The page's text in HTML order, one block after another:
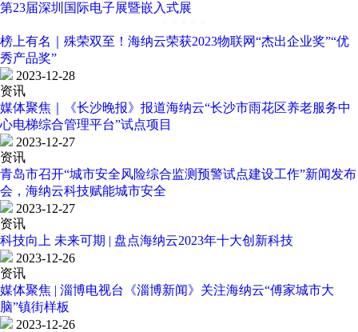
第23届深圳国际电子展暨嵌入式展
榜上有名｜殊荣双至！海纳云荣获2023物联网“杰出企业奖”“优
秀产品奖”
2023-12-28
资讯
媒体聚焦｜《长沙晚报》报道海纳云“长沙市雨花区养老服务中
心电梯综合管理平台”试点项目
2023-12-27
资讯
青岛市召开“城市安全风险综合监测预警试点建设工作”新闻发布
会，海纳云科技赋能城市安全
2023-12-27
资讯
科技向上 未来可期 | 盘点海纳云2023年十大创新科技
2023-12-26
资讯
媒体聚焦 | 淄博电视台《淄博新闻》关注海纳云“傅家城市大
脑”镇街样板
2023-12-26